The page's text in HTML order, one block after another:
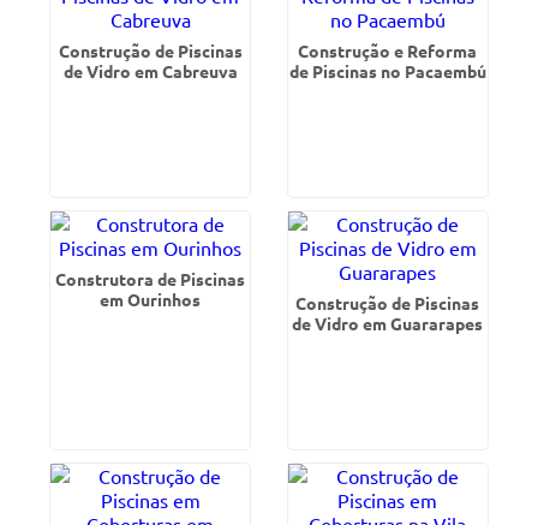
Construção de Piscinas
de Vidro em Cabreuva
Construção e Reforma
de Piscinas no Pacaembú
Construtora de Piscinas
em Ourinhos
Construção de Piscinas
de Vidro em Guararapes